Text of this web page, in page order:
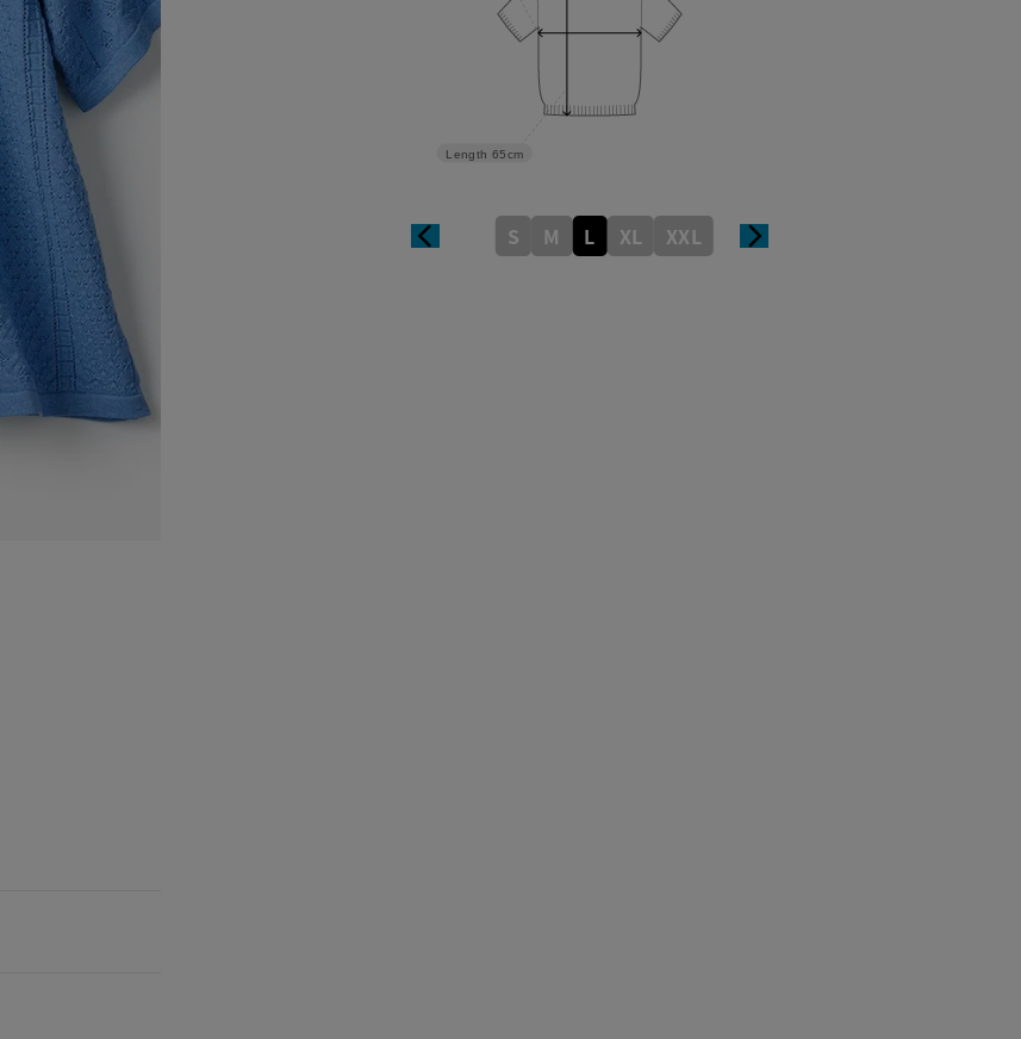
Length 65cm
S M L XL XXL